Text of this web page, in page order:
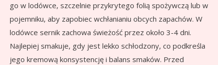
go w lodówce, szczelnie przykrytego folią spożywczą lub w
pojemniku, aby zapobiec wchłanianiu obcych zapachów. W
lodówce sernik zachowa świeżość przez około 3-4 dni.
Najlepiej smakuje, gdy jest lekko schłodzony, co podkreśla
jego kremową konsystencję i balans smaków. Przed